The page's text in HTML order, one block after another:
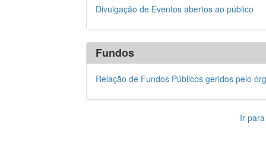
Divulgação de Eventos abertos ao público
Fundos
Relação de Fundos Públicos geridos pelo
Ir